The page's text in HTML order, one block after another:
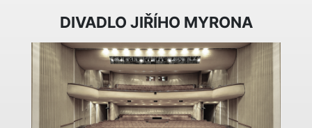
DIVADLO JIŘÍHO MYRONA